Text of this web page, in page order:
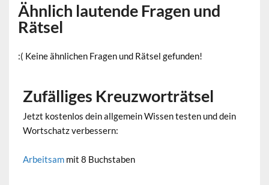
Ähnlich lautende Fragen und
Rätsel
:( Keine ähnlichen Fragen und Rätsel gefunden!
Zufälliges Kreuzworträtsel
Jetzt kostenlos dein allgemein Wissen testen und dein
Wortschatz verbessern:
Arbeitsam mit 8 Buchstaben